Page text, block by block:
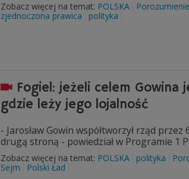
Zobacz więcej na temat: POLSKA
zjednoczona prawica
polityka
Fogiel: jeżeli celem Gowina
gdzie leży jego lojalność
- Jarosław Gowin współtworzył rząd
drugą stroną - powiedział w Programie 1
Zobacz więcej na temat: POLSKA polityka
Sejm
Polski Ład